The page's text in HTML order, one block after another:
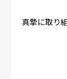
真摯に取り